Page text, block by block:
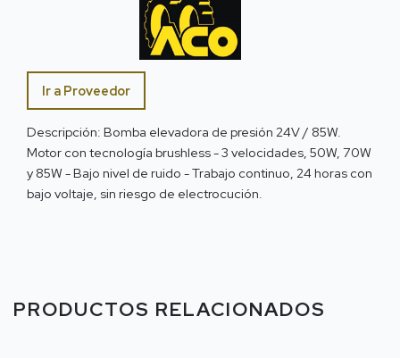
Ir a Proveedor
Descripción: Bomba elevadora de presión 24V / 85W.
Motor con tecnología brushless - 3 velocidades, 50W, 70W
y 85W - Bajo nivel de ruido - Trabajo continuo, 24 horas con
bajo voltaje, sin riesgo de electrocución.
PRODUCTOS RELACIONADOS